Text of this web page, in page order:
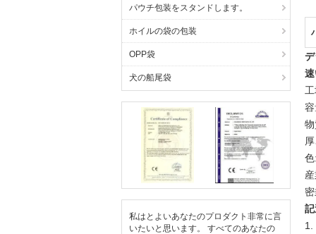
パウチ包装をスタンドします。
ホイルの袋の包装
OPP袋
犬の船尾袋
私はとよいあなたのプロダクト非常に言
いたいと思います。 すべてのあなたの
容
1.